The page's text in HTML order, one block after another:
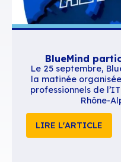
11/12 corrige le